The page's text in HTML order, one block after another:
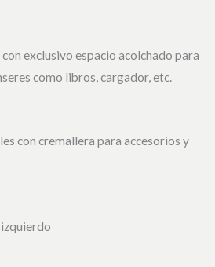
exclusivo espacio acolchado para
como libros, cargador, etc.
con cremallera para accesorios y